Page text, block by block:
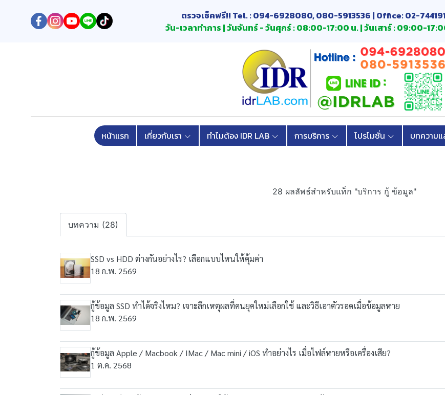
ตรวจเช็คฟรี!! Tel. : 094-6928080, 080-5913536 | Office: 02-
วัน-เวลาทำการ | วันจันทร์ - วันศุกร์ : 08:00-17:00 น. | วันเสาร์ : 09:00-
หน้าแรก เกี่ยวกับเรา ทำไมต้อง IDR LAB การบริการ โปรโมชั่น บทความแ
28 ผลลัพธ์สำหรับแท็ก "บริการ กู้ ข้อมูล"
บทความ (28)
SSD vs HDD ต่างกันอย่างไร? เลือกแบบไหนให้คุ้มค่า
18 ก.พ. 2569
กู้ข้อมูล SSD ทำได้จริงไหม? เจาะลึกเหตุผลที่คนยุคใหม่เลือกใช้ และวิธีเอาตัวรอดเมื่อข้อมูลหาย
18 ก.พ. 2569
กู้ข้อมูล Apple / Macbook / IMac / Mac mini / iOS ทำอย่างไร เมื่อไฟล์หายหรือเครื่องเสีย?
1 ต.ค. 2568